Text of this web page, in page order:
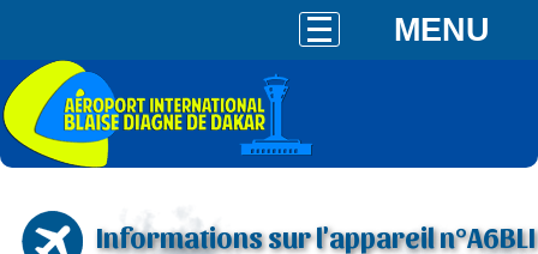
MENU
Informations sur l'appareil n°A6BLI